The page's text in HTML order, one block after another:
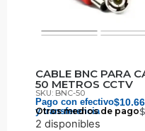
CABLE BNC PARA
50 METROS CCTV
SKU: BNC-50
Pago con efectivo
y transferencia
$
Otros medios de pago$
2 disponibles